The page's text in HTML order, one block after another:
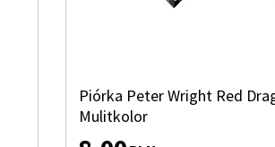
Piórka Peter Wright Red
Mulitkolor